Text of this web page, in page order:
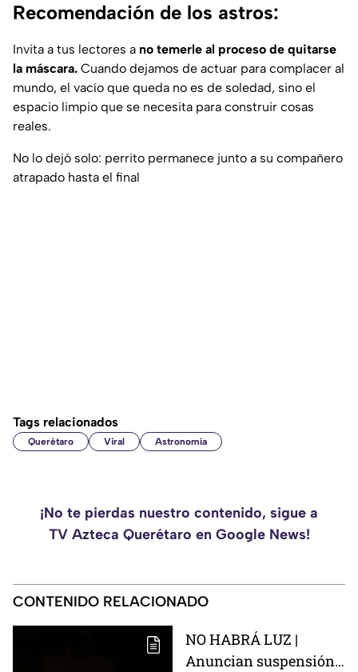
Recomendación de los astros:
Invita a tus lectores a no temerle al proceso de quitarse
la máscara. Cuando dejamos de actuar para complacer al
mundo, el vacío que queda no es de soledad, sino el
espacio limpio que se necesita para construir cosas
reales.
No lo dejó solo: perrito permanece junto a su compañero
atrapado hasta el final
Tags relacionados
Querétaro Viral Astronomía
¡No te pierdas nuestro contenido, sigue a
TV Azteca Querétaro en Google News!
CONTENIDO RELACIONADO
NO HABRÁ LUZ |
Anuncian suspensión